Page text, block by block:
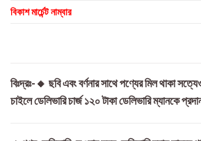
বিকাশ মার্চেন্ট নাম্বার
বিঃদ্রঃ-🔸 ছবি এবং বর্ণনার সাথে পণ্যের মিল থাকা
চাইলে ডেলিভারি চার্জ ১২০ টাকা ডেলিভারি ম্যানকে